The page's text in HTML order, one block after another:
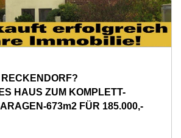
HAUS ZUM KOMPLETT-
673m2 FÜR 185.000,-